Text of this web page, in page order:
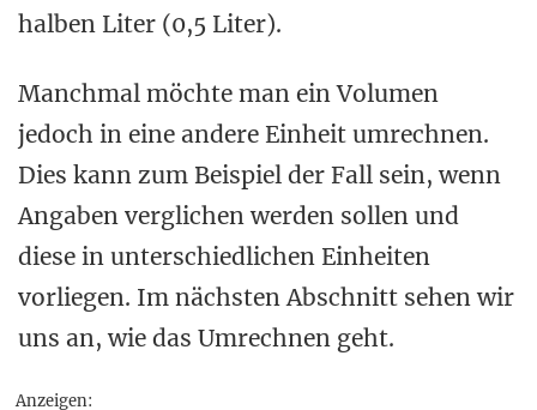
halben Liter (0,5 Liter).
Manchmal möchte man ein Volumen
jedoch in eine andere Einheit umrechnen.
Dies kann zum Beispiel der Fall sein, wenn
Angaben verglichen werden sollen und
diese in unterschiedlichen Einheiten
vorliegen. Im nächsten Abschnitt sehen wir
uns an, wie das Umrechnen geht.
Anzeigen: